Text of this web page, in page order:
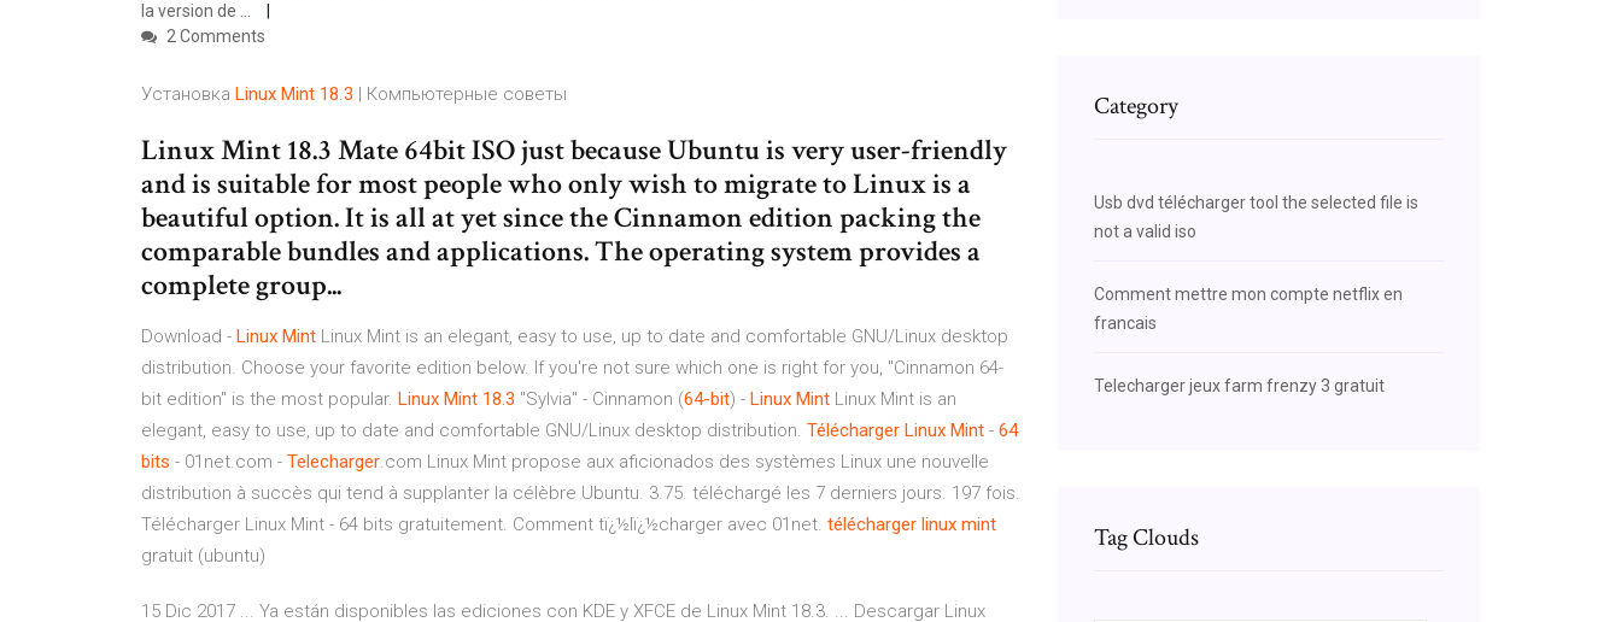
la version de ...
2 Comments
Установка Linux Mint 18.3 | Компьютерные советы
Linux Mint 18.3 Mate 64bit ISO just because Ubuntu is very user-friendly
and is suitable for most people who only wish to migrate to Linux is a
beautiful option. It is all at yet since the Cinnamon edition packing the
comparable bundles and applications. The operating system provides a
complete group...
Download - Linux Mint Linux Mint is an elegant, easy to use, up to date and comfortable GNU/Linux desktop
distribution. Choose your favorite edition below. If you're not sure which one is right for you, "Cinnamon 64-
bit edition" is the most popular. Linux Mint 18.3 "Sylvia" - Cinnamon (64-bit) - Linux Mint Linux Mint is an
elegant, easy to use, up to date and comfortable GNU/Linux desktop distribution. Télécharger Linux Mint - 64
bits - 01net.com - Telecharger.com Linux Mint propose aux aficionados des systèmes Linux une nouvelle
distribution à succès qui tend à supplanter la célèbre Ubuntu. 3.75. téléchargé les 7 derniers jours. 197 fois.
Télécharger Linux Mint - 64 bits gratuitement. Comment tï¿½lï¿½charger avec 01net. télécharger linux mint
gratuit (ubuntu)
15 Dic 2017 ... Ya están disponibles las ediciones con KDE y XFCE de Linux Mint 18.3. ... Descargar Linux
Category
Usb dvd télécharger tool the selected file is
not a valid iso
Comment mettre mon compte netflix en
francais
Telecharger jeux farm frenzy 3 gratuit
Tag Clouds